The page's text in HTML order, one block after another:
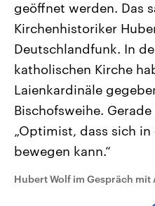
Landtagswahl Sachsen-Anhalt
2026
Alle Informationen
Sachsen-Anhalt wählt am 6.
September 2026 einen neuen
Landtag. Seit 2021 wird das
Bundesland von einer
CDU, SPD und FDP regiert.-
Umfragen, Prognosen,
Wahlprogramme, aktuelle
und Hintergründe zu den
und Kandidaten der
Wahl.
Sendungen Programm
geöffnet werden. Das
Kirchenhistoriker
Deutschlandfunk. In
katholischen Kirche
Laienkardinäle
Bischofsweihe.
„Optimist, dass sich
bewegen kann.“
Hubert Wolf im Gespräch mit